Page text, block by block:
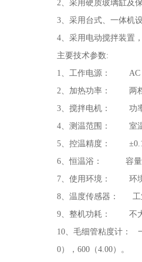
2、采用硬质玻璃缸及
3、采用台式、一体机
4、采用电动搅拌装置
主要技术参数:
1、工作电源： AC
2、加热功率： 两档
3、搅拌电机： 功率
4、测温范围： 室
5、控温精度：
6、恒温浴： 容量，
7、使用环境： 环境
8、温度传感器： 工
9、整机功耗： 不大
10、毛细管粘度计：
0），600（4.00）。